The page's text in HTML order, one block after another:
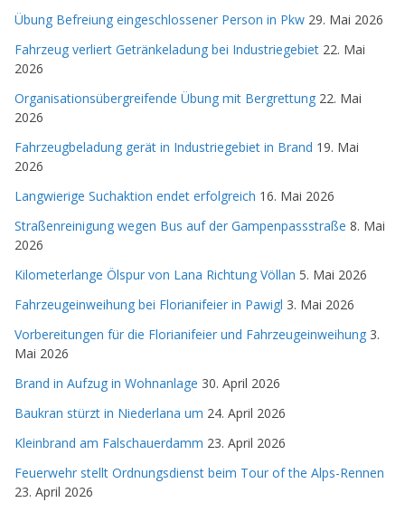
Übung Befreiung eingeschlossener Person in Pkw 29. Mai 2026
Fahrzeug verliert Getränkeladung bei Industriegebiet 22. Mai
2026
Organisationsübergreifende Übung mit Bergrettung 22. Mai
2026
Fahrzeugbeladung gerät in Industriegebiet in Brand 19. Mai
2026
Langwierige Suchaktion endet erfolgreich 16. Mai 2026
Straßenreinigung wegen Bus auf der Gampenpassstraße 8. Mai
2026
Kilometerlange Ölspur von Lana Richtung Völlan 5. Mai 2026
Fahrzeugeinweihung bei Florianifeier in Pawigl 3. Mai 2026
Vorbereitungen für die Florianifeier und Fahrzeugeinweihung 3.
Mai 2026
Brand in Aufzug in Wohnanlage 30. April 2026
Baukran stürzt in Niederlana um 24. April 2026
Kleinbrand am Falschauerdamm 23. April 2026
Feuerwehr stellt Ordnungsdienst beim Tour of the Alps-Rennen
23. April 2026